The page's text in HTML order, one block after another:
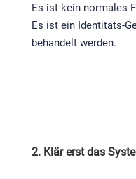
Es ist kein normales
Es ist ein Identitäts-
behandelt werden.
2. Klär erst das